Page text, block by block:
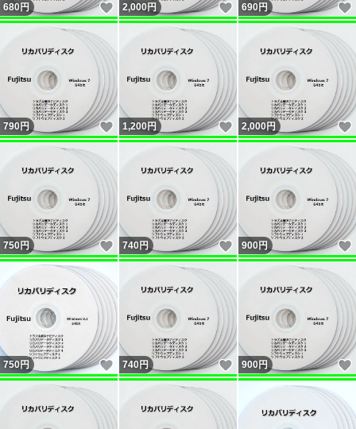
680円 いいね！
2,000円 いいね！
690円
790円 いいね！
1,200円 いいね！
2,000円
750円 いいね！
740円 いいね！
900円
750円 いいね！
740円 いいね！
900円